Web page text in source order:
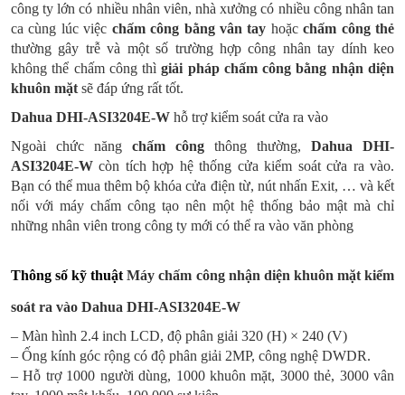
công ty lớn có nhiều nhân viên, nhà xưởng có nhiều công nhân tan
ca cùng lúc việc chấm công bằng vân tay hoặcchấm công thẻ
thường gây trễ và một số trường hợp công nhân tay dính keo
không thể chấm công thìgiải pháp chấm công bằng nhận diện
khuôn mặt sẽ đáp ứng rất tốt.
Dahua DHI-ASI3204E-W hỗ trợ kiểm soát cửa ra vào
Ngoài chức năng chấm công thông thường, Dahua DHI-
ASI3204E-W còn tích hợp hệ thống cửa kiểm soát cửa ra vào.
Bạn có thể mua thêm bộ khóa cửa điện từ, nút nhấn Exit, … và kết
nối với máy chấm công tạo nên một hệ thống bảo mật mà chỉ
những nhân viên trong công ty mới có thể ra vào văn phòng
Thông số kỹ thuậtMáy chấm công nhận diện khuôn mặt kiểm
soát ra vào Dahua DHI-ASI3204E-W
– Màn hình 2.4 inch LCD, độ phân giải 320 (H) × 240 (V)
– Ống kính góc rộng có độ phân giải 2MP, công nghệ DWDR.
– Hỗ trợ 1000 người dùng, 1000 khuôn mặt, 3000 thẻ, 3000 vân